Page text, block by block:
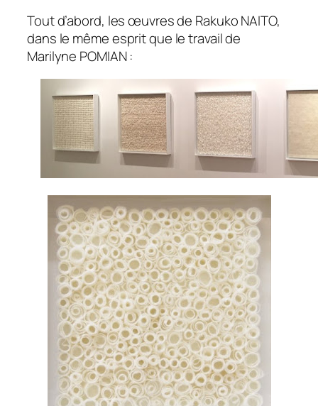
Tout d’abord, les œuvres de Rakuko NAITO,
dans le même esprit que le travail de
Marilyne POMIAN :